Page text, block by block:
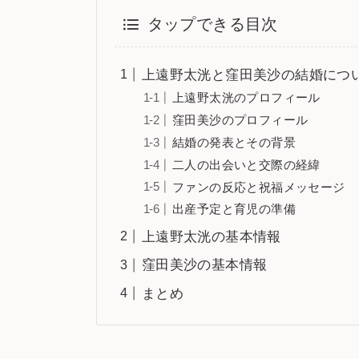
タップできる目次
上遠野太洸と窪田美沙の結婚につ
上遠野太洸のプロフィール
窪田美沙のプロフィール
結婚の発表とその背景
二人の出会いと交際の経緯
ファンの反応と祝福メッセージ
出産予定と育児の準備
上遠野太洸の基本情報
窪田美沙の基本情報
まとめ